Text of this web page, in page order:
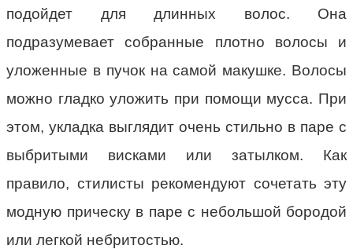
подойдет для длинных волос. Она
подразумевает собранные плотно волосы и
уложенные в пучок на самой макушке. Волосы
можно гладко уложить при помощи мусса. При
этом, укладка выглядит очень стильно в паре с
выбритыми висками или затылком. Как
правило, стилисты рекомендуют сочетать эту
модную прическу в паре с небольшой бородой
или легкой небритостью.